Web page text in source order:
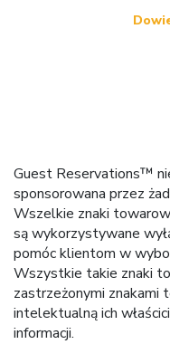
Guest Reservations™
sponsorowana przez
Wszelkie znaki
są wykorzystywane
pomóc klientom w
Wszystkie takie znaki
zastrzeżonymi znakami
intelektualną ich
informacji.